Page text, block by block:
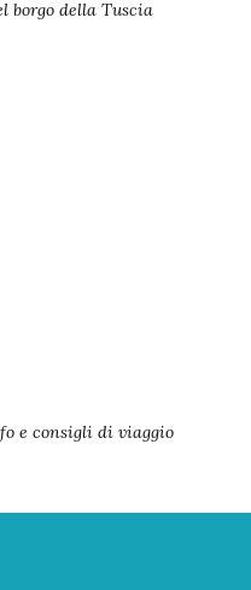
borgo della Tuscia
e consigli di viaggio